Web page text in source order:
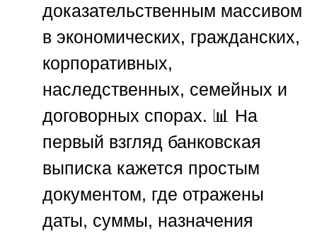
доказательственным массивом
в экономических, гражданских,
корпоративных,
наследственных, семейных и
договорных спорах. 📊 На
первый взгляд банковская
выписка кажется простым
документом, где отражены
даты, суммы, назначения